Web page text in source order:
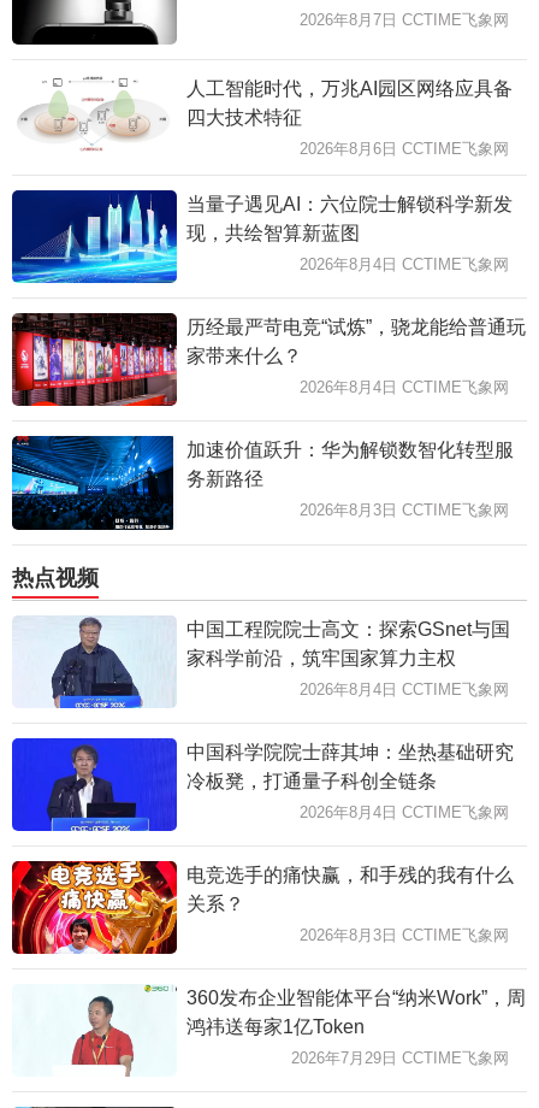
2026年8月7日 CCTIME飞象网
人工智能时代，万兆AI园区网络应具备
四大技术特征
2026年8月6日 CCTIME飞象网
当量子遇见AI：六位院士解锁科学新发
现，共绘智算新蓝图
2026年8月4日 CCTIME飞象网
历经最严苛电竞“试炼”，骁龙能给普通玩
家带来什么？
2026年8月4日 CCTIME飞象网
加速价值跃升：华为解锁数智化转型服
务新路径
2026年8月3日 CCTIME飞象网
热点视频
中国工程院院士高文：探索GSnet与国
家科学前沿，筑牢国家算力主权
2026年8月4日 CCTIME飞象网
中国科学院院士薛其坤：坐热基础研究
冷板凳，打通量子科创全链条
2026年8月4日 CCTIME飞象网
电竞选手的痛快赢，和手残的我有什么
关系？
2026年8月3日 CCTIME飞象网
360发布企业智能体平台“纳米Work”，周
鸿祎送每家1亿Token
2026年7月29日 CCTIME飞象网